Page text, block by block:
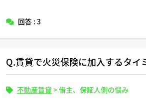
回答 : 3
Q.賃貸で火災保険に加入するタイ
不動産賃貸 >借主、保証人側の悩み